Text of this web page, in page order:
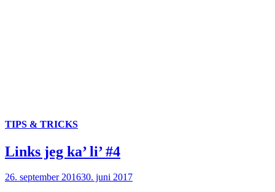
TIPS & TRICKS
Links jeg ka’ li’ #4
26. september 201630. juni 2017